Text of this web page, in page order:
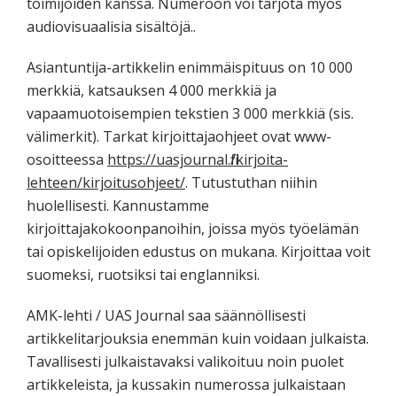
audiovisuaalisia sisältöjä..
Asiantuntija-artikkelin enimmäispituus on 10 000
merkkiä, katsauksen 4 000 merkkiä ja
vapaamuotoisempien tekstien 3 000 merkkiä (sis.
välimerkit). Tarkat kirjoittajaohjeet ovat www-
osoitteessa https://uasjournal.fi/kirjoita-
lehteen/kirjoitusohjeet/. Tutustuthan niihin
huolellisesti. Kannustamme
kirjoittajakokoonpanoihin, joissa myös työelämän
tai opiskelijoiden edustus on mukana. Kirjoittaa voit
suomeksi, ruotsiksi tai englanniksi.
AMK-lehti / UAS Journal saa säännöllisesti
artikkelitarjouksia enemmän kuin voidaan julkaista.
Tavallisesti julkaistavaksi valikoituu noin puolet
artikkeleista, ja kussakin numerossa julkaistaan